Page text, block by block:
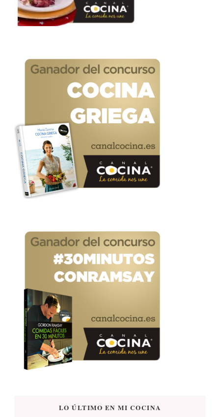
LO ÚLTIMO EN MI COCINA